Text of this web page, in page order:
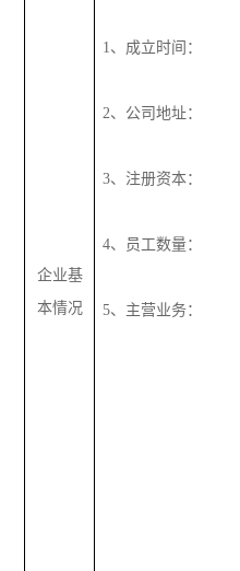
企业基
本情况
1、成立时间：
2、公司地址：
3、注册资本：
4、员工数量：
5、主营业务：